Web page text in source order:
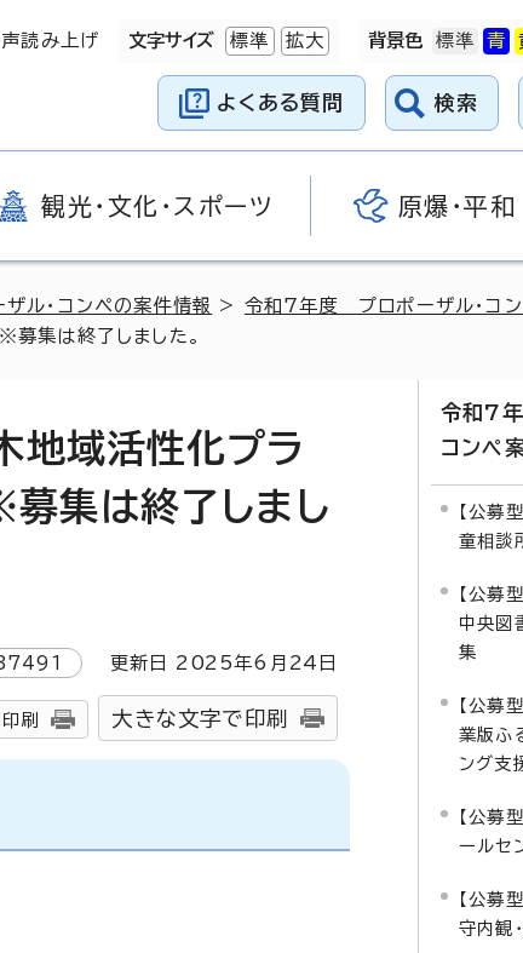
読み上げ 文字サイズ 標準 拡大 背景色
よくある質問 検索
観光・文化・スポーツ 原爆・平和
ザル・コンペの案件情報 > 令和7年度 プロポーザル・コ
募集は終了しました。
地域活性化プラ
集は終了しまし
更新日 2025年6月 24 日
印刷 大きな文字で印刷
令和7
コンペ
【公募
童相談
【公募
中央図
集
【公募
業版ふ
ング支
【公募
ールセ
【公募
守内観